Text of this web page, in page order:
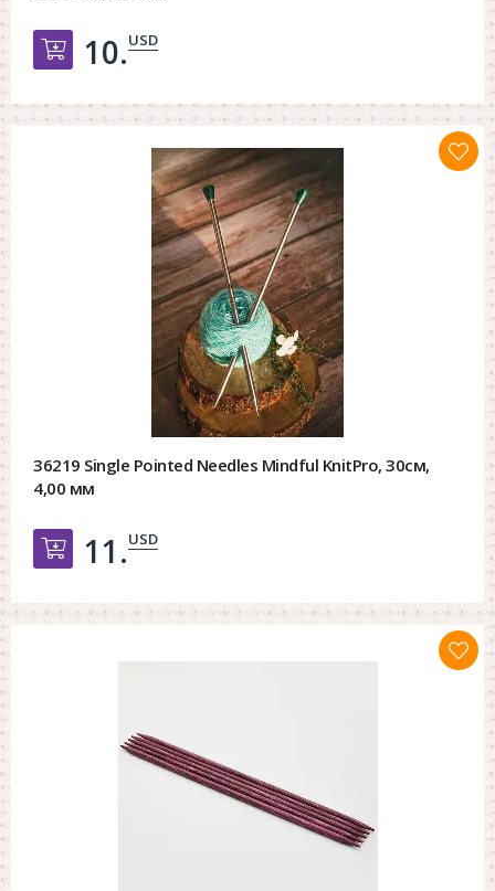
Добавить в корзину
10.USD
36219 Single Pointed Needles Mindful KnitPro, 30см,
4,00 мм
Добавить в корзину
11.USD